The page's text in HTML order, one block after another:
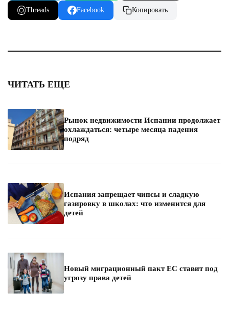
Threads Facebook Копировать
ЧИТАТЬ ЕЩЕ
Рынок недвижимости Испании продолжает
охлаждаться: четыре месяца падения
подряд
Испания запрещает чипсы и сладкую
газировку в школах: что изменится для
детей
Новый миграционный пакт ЕС ставит под
угрозу права детей